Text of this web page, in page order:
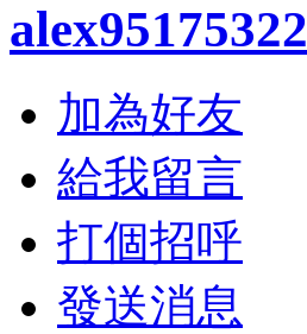
alex95175322
加為好友
給我留言
打個招呼
發送消息